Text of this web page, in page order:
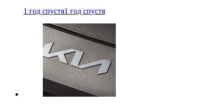
1 год спустя1 год спустя